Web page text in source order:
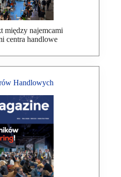
między najemcami
centra handlowe
Handlowych